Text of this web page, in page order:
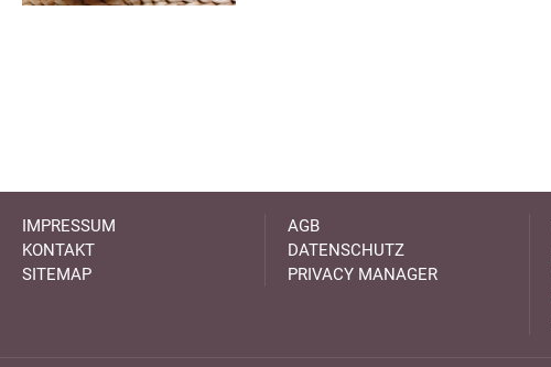
IMPRESSUM
KONTAKT
SITEMAP
AGB
DATENSCHUTZ
PRIVACY MANAGER